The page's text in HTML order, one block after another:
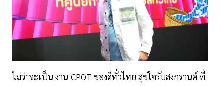
ไม่ว่าจะเป็น งาน CPOT ของดีทั่วไทย สุขใจรับสงกรานต์ ที่